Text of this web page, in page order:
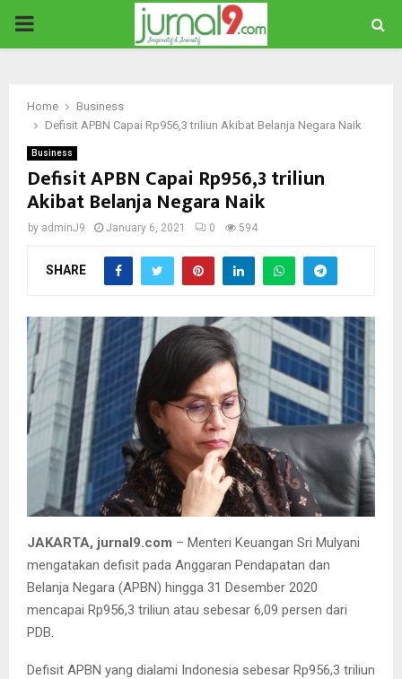
PRIMARY
Home
Business
Defisit APBN Capai Rp956,3 triliun Akibat Belanja Negara Naik
Business
Defisit APBN Capai Rp956,3 triliun
Akibat Belanja Negara Naik
by adminJ9 January 6, 2021 0 594
SHARE
JAKARTA, jurnal9.com – Menteri Keuangan Sri Mulyani
mengatakan defisit pada Anggaran Pendapatan dan
Belanja Negara (APBN) hingga 31 Desember 2020
mencapai Rp956,3 triliun atau sebesar 6,09 persen dari
PDB.
Defisit APBN yang dialami Indonesia sebesar Rp956,3 triliun